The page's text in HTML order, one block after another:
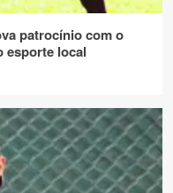
patrocínio com o
esporte local